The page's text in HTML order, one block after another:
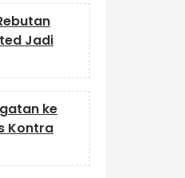
Jadi
ke
Kontra